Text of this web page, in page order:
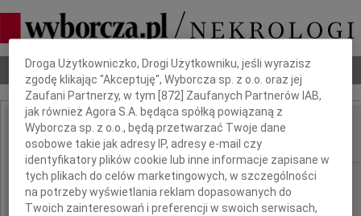
Nekrologi Odeszli Poradnik pogrzebowy
IMIĘ I NAZWISKO: Maciej Bucholc
REGION: Warszawa
DATA EMISJI: 13.06.2009
Dbamy o Twoją prywatność
Droga Użytkowniczko, Drogi Użytkowniku, jeśli wyrazisz
zgodę klikając "Akceptuję", Wyborcza sp. z o.o. oraz jej
Zaufani Partnerzy, w tym [872 ] Zaufanych Partnerów IAB,
jak również Agora S.A. będąca spółką powiązaną z
Wyborcza sp. z o.o., będą przetwarzać Twoje dane
osobowe takie jak adresy IP, adresy e-mail czy
identyfikatory plików cookie lub inne informacje zapisane w
tych plikach do celów marketingowych, w szczególności
na potrzeby wyświetlania reklam dopasowanych do
Twoich zainteresowań i preferencji w swoich serwisach,